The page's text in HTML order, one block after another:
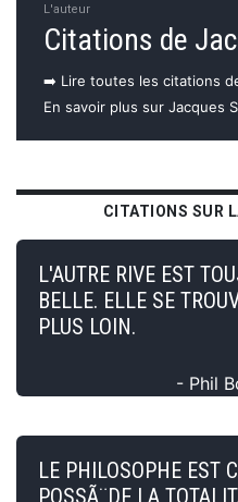
L'auteur
Citations de
➡️ Lire toutes les citations
En savoir plus sur Jacques
CITATIONS SUR
L'AUTRE RIVE EST
BELLE. ELLE SE
PLUS LOIN.
- Phil
LE PHILOSOPHE EST
POSSÃ¨DE LA